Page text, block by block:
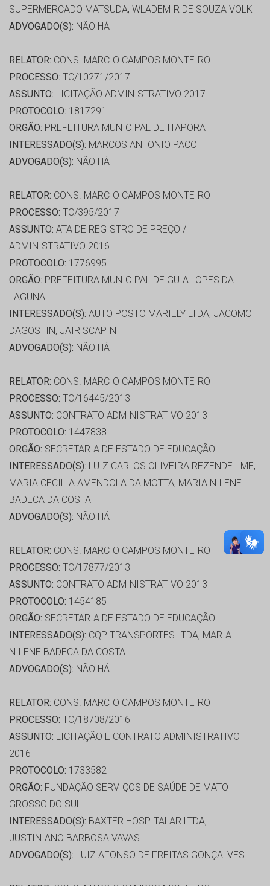
SUPERMERCADO MATSUDA, WLADEMIR DE SOUZA VOLK
ADVOGADO(S): NÃO HÁ
RELATOR: CONS. MARCIO CAMPOS MONTEIRO
PROCESSO: TC/10271/2017
ASSUNTO: LICITAÇÃO ADMINISTRATIVO 2017
PROTOCOLO: 1817291
ORGÃO: PREFEITURA MUNICIPAL DE ITAPORA
INTERESSADO(S): MARCOS ANTONIO PACO
ADVOGADO(S): NÃO HÁ
RELATOR: CONS. MARCIO CAMPOS MONTEIRO
PROCESSO: TC/395/2017
ASSUNTO: ATA DE REGISTRO DE PREÇO /
ADMINISTRATIVO 2016
PROTOCOLO: 1776995
ORGÃO: PREFEITURA MUNICIPAL DE GUIA LOPES DA
LAGUNA
INTERESSADO(S): AUTO POSTO MARIELY LTDA, JACOMO
DAGOSTIN, JAIR SCAPINI
ADVOGADO(S): NÃO HÁ
RELATOR: CONS. MARCIO CAMPOS MONTEIRO
PROCESSO: TC/16445/2013
ASSUNTO: CONTRATO ADMINISTRATIVO 2013
PROTOCOLO: 1447838
ORGÃO: SECRETARIA DE ESTADO DE EDUCAÇÃO
INTERESSADO(S): LUIZ CARLOS OLIVEIRA REZENDE - ME,
MARIA CECILIA AMENDOLA DA MOTTA, MARIA NILENE
BADECA DA COSTA
ADVOGADO(S): NÃO HÁ
RELATOR: CONS. MARCIO CAMPOS MONTEIRO
PROCESSO: TC/17877/2013
ASSUNTO: CONTRATO ADMINISTRATIVO 2013
PROTOCOLO: 1454185
ORGÃO: SECRETARIA DE ESTADO DE EDUCAÇÃO
INTERESSADO(S): CQP TRANSPORTES LTDA, MARIA
NILENE BADECA DA COSTA
ADVOGADO(S): NÃO HÁ
RELATOR: CONS. MARCIO CAMPOS MONTEIRO
PROCESSO: TC/18708/2016
ASSUNTO: LICITAÇÃO E CONTRATO ADMINISTRATIVO
2016
PROTOCOLO: 1733582
ORGÃO: FUNDAÇÃO SERVIÇOS DE SAÚDE DE MATO
GROSSO DO SUL
INTERESSADO(S): BAXTER HOSPITALAR LTDA,
JUSTINIANO BARBOSA VAVAS
ADVOGADO(S): LUIZ AFONSO DE FREITAS GONÇALVES